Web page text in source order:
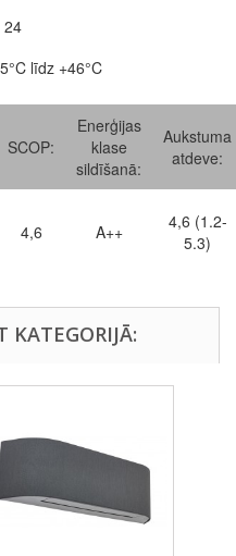
24
līdz +46°C
SCOP:
Enerģijas
klase
sildīšanā:
Aukstuma
atdeve:
4,6 A++
4,6 (1.2-
5.3)
KATEGORIJĀ: